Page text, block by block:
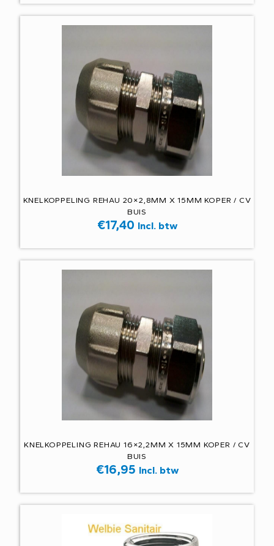
KNELKOPPELING REHAU 20×2,8MM X 15MM KOPER / CV
BUIS
€17,40 Incl. btw
KNELKOPPELING REHAU 16×2,2MM X 15MM KOPER / CV
BUIS
€16,95 Incl. btw